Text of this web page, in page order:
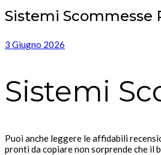
Sistemi Scommesse
3 Giugno 2026
Sistemi
Puoi anche leggere le affidabili
pronti da copiare non sorprende che il